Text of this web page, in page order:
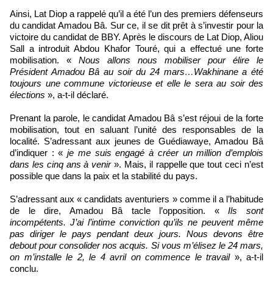
Ainsi, Lat Diop a rappelé qu’il a été l’un des premiers défenseurs
du candidat Amadou Bâ. Sur ce, il se dit prêt à s’investir pour la
victoire du candidat de BBY. Après le discours de Lat Diop, Aliou
Sall a introduit Abdou Khafor Touré, qui a effectué une forte
mobilisation. « Nous allons nous mobiliser pour élire le
Président Amadou Bâ au soir du 24 mars…Wakhinane a été
toujours une commune victorieuse et elle le sera au soir des
élections », a-t-il déclaré.
Prenant la parole, le candidat Amadou Bâ s’est réjoui de la forte
mobilisation, tout en saluant l’unité des responsables de la
localité. S’adressant aux jeunes de Guédiawaye, Amadou Bâ
d’indiquer : «je me suis engagé à créer un million d’emplois
dans les cinq ans à venir». Mais, il rappelle que tout ceci n’est
possible que dans la paix et la stabilité du pays.
S’adressant aux « candidats aventuriers » comme il a l’habitude
de le dire, Amadou Bâ tacle l’opposition. «Ils sont
incompétents. J’ai l’intime conviction qu’ils ne peuvent même
pas diriger le pays pendant deux jours. Nous devons être
debout pour consolider nos acquis. Si vous m’élisez le 24 mars,
on m’installe le 2, le 4 avril on commence le travail», a-t-il
conclu.